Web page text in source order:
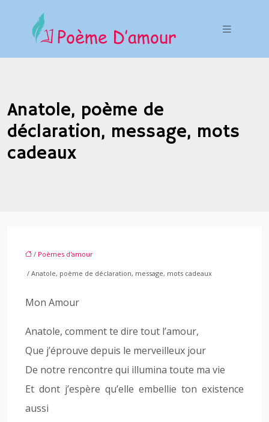
Anatole, poème de
déclaration, message, mots
cadeaux
/ Poèmes d'amour
/ Anatole, poème de déclaration, message, mots cadeaux
Mon Amour
Anatole, comment te dire tout l’amour,
Que j’éprouve depuis le merveilleux jour
De notre rencontre qui illumina toute ma vie
Et dont j’espère qu’elle embellie ton existence
aussi